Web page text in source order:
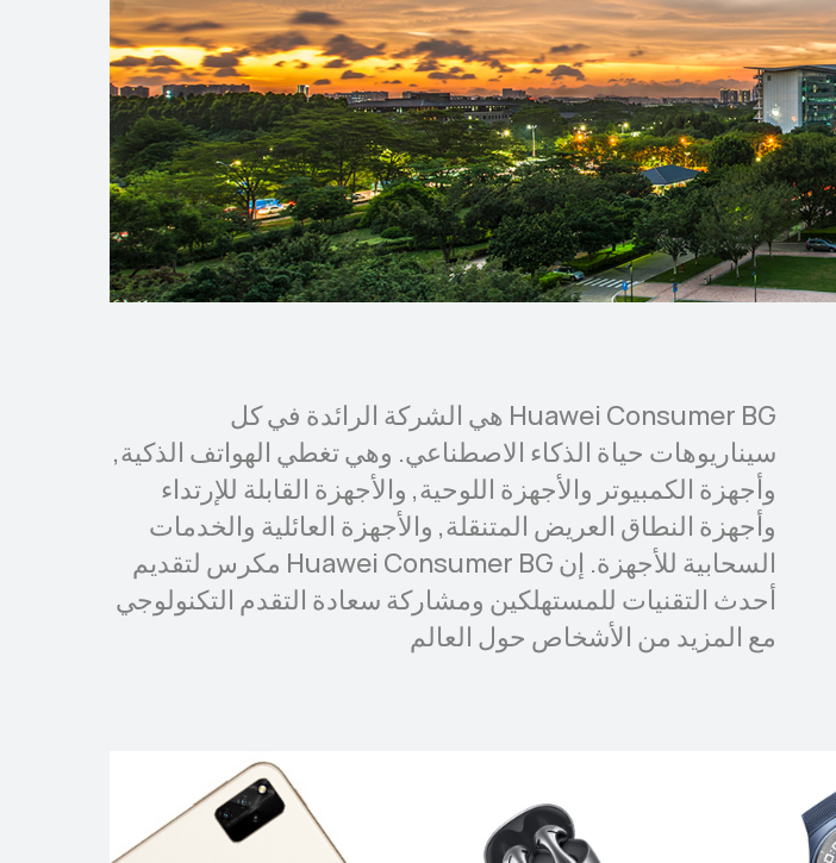
Huawei Consumer BG هي الشركة الرائدة في كل
سيناريوهات حياة الذكاء الاصطناعي. وهي تغطي الهواتف الذكية,
وأجهزة الكمبيوتر والأجهزة اللوحية, والأجهزة القابلة للإرتداء
وأجهزة النطاق العريض المتنقلة, والأجهزة العائلية والخدمات
السحابية للأجهزة. إن Huawei Consumer BG مكرس لتقديم
أحدث التقنيات للمستهلكين ومشاركة سعادة التقدم التكنولوجي
مع المزيد من الأشخاص حول العالم